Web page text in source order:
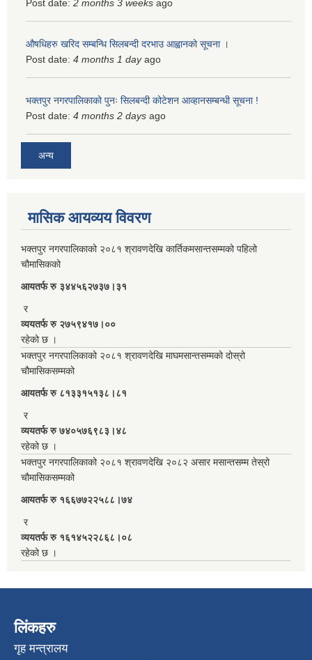
Post date: 2 months 3 weeks ago
औषधिहरु खरिद सम्बन्धि सिलबन्दी दरभाउ आह्वानको सूचना ।
Post date: 4 months 1 dayago
भक्तपुर नगरपालिकाको पुनः सिलबन्दी कोटेशन आव्हानसम्बन्धी सूचना !
Post date: 4 months 2 days ago
अन्य
मासिक आयव्यय विवरण
भक्तपुर नगरपालिकाको २०८१ श्रावणदेखि कार्तिकमसान्तसम्मको पहिलो
चौमासिकको
आयतर्फ रु‌ ३४४५६२७३७।३१
र
व्ययतर्फ रु २७५९४१७।००
रहेको छ ।
भक्तपुर नगरपालिकाको २०८१ श्रावणदेखि माघमसान्तसम्मको दोस्रो
चौमासिकसम्मको
आयतर्फ रु‌ ८१३३१५१३८।८१
र
व्ययतर्फ रु ७४०५७६९८३।४८
रहेको छ ।
भक्तपुर नगरपालिकाको २०८१ श्रावणदेखि २०८२ असार मसान्तसम्म तेस्रो
चौमासिकसम्मको
आयतर्फ रु‌ १६६७७२२५८८।७४
र
व्ययतर्फ रु १६१४५२२८६८।०८
रहेको छ ।
लिंकहरु
गृह मन्त्रालय